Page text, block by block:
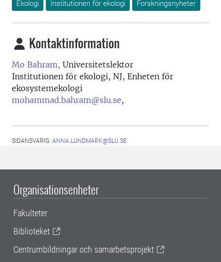
Ekologi Institutionen för ekologi Forskningsnyheter
Kontaktinformation
Mo Bahram, Universitetslektor
Institutionen för ekologi, NJ, Enheten för
ekosystemekologi
mohammad.bahram@slu.se,
SIDANSVARIG: ANNA.LUNDMARK@SLU.SE
Organisationsenheter
Fakulteter
Biblioteket
Centrumbildningar och samarbetsprojekt